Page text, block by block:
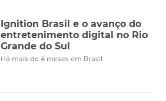
Ignition Brasil e o avanço do
entretenimento digital no Rio
Grande do Sul
Há mais de 4 meses em Brasil